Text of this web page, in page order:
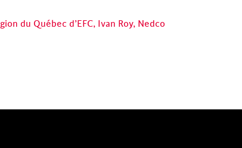
du Québec d’EFC, Ivan Roy, Nedco